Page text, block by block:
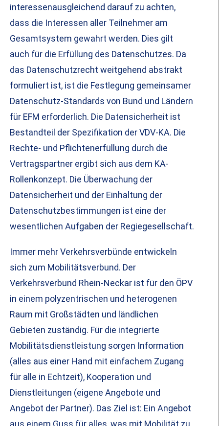
interessenausgleichend darauf zu achten,
dass die Interessen aller Teilnehmer am
Gesamtsystem gewahrt werden. Dies gilt
auch für die Erfüllung des Datenschutzes. Da
das Datenschutzrecht weitgehend abstrakt
formuliert ist, ist die Festlegung gemeinsamer
Datenschutz-Standards von Bund und Ländern
für EFM erforderlich. Die Datensicherheit ist
Bestandteil der Spezifikation der VDV-KA. Die
Rechte- und Pflichtenerfüllung durch die
Vertragspartner ergibt sich aus dem KA-
Rollenkonzept. Die Überwachung der
Datensicherheit und der Einhaltung der
Datenschutzbestimmungen ist eine der
wesentlichen Aufgaben der Regiegesellschaft.
Immer mehr Verkehrsverbünde entwickeln
sich zum Mobilitätsverbund. Der
Verkehrsverbund Rhein-Neckar ist für den ÖPV
in einem polyzentrischen und heterogenen
Raum mit Großstädten und ländlichen
Gebieten zuständig. Für die integrierte
Mobilitätsdienstleistung sorgen Information
(alles aus einer Hand mit einfachem Zugang
für alle in Echtzeit), Kooperation und
Dienstleitungen (eigene Angebote und
Angebot der Partner). Das Ziel ist: Ein Angebot
aus einem Guss für alles, was mit Mobilität zu